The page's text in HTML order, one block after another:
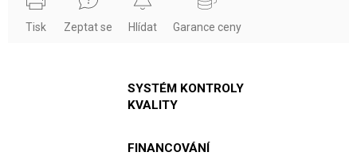
Tisk Zeptat se Hlídat Garance ceny
SYSTÉM KONTROLY
KVALITY
FINANCOVÁNÍ